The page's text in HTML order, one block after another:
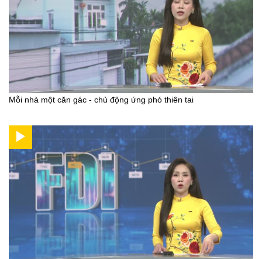
Mỗi nhà một căn gác - chủ động ứng phó thiên tai